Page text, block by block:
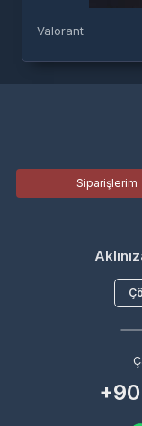
Valorant
Siparişlerim